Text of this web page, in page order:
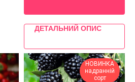
ДЕТАЛЬНИЙ ОПИС
НОВИНКА
надранній
сорт